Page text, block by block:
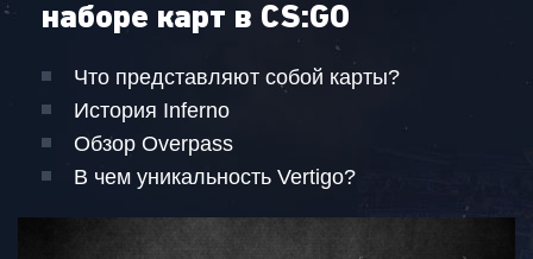
наборе карт в CS:GO
Что представляют собой карты?
История Inferno
Обзор Overpass
В чем уникальность Vertigo?